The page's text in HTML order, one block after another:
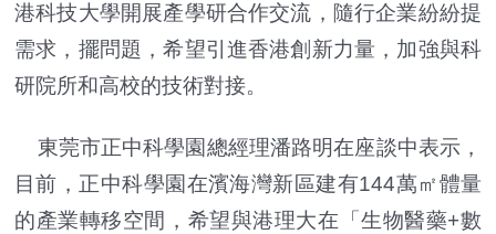
港科技大學開展產學研合作交流，隨行企業紛紛提
需求，擺問題，希望引進香港創新力量，加強與科
研院所和高校的技術對接。
東莞市正中科學園總經理潘路明在座談中表示，
目前，正中科學園在濱海灣新區建有144萬㎡體量
的產業轉移空間，希望與港理大在「生物醫藥+數